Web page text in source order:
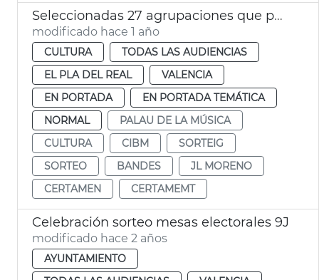
Seleccionadas 27 agrupaciones que participarán en la 137 edició del CIBM
modificado hace 1 año
CULTURA
TODAS LAS AUDIENCIAS
EL PLA DEL REAL
VALENCIA
EN PORTADA
EN PORTADA TEMÁTICA
NORMAL
PALAU DE LA MÚSICA
CULTURA
CIBM
SORTEIG
SORTEO
BANDES
JL MORENO
CERTAMEN
CERTAMEMT
Celebración sorteo mesas electorales 9J
modificado hace 2 años
AYUNTAMIENTO